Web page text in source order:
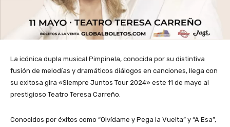
La icónica dupla musical Pimpinela, conocida por su distintiva
fusión de melodías y dramáticos diálogos en canciones, llega con
su exitosa gira «Siempre Juntos Tour 2024» este 11 de mayo al
prestigioso Teatro Teresa Carreño.
Conocidos por éxitos como “Olvídame y Pega la Vuelta” y “A Esa”,